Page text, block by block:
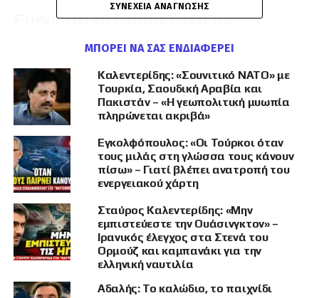
Ευρωπαϊκή συμμετοχή με
ελληνικό αποτύπωμα
Το MARTE τελεί υπό τηναιγίδα του γερμανικού
Υπουργείου Άμυνας, με ενεργό ενδιαφέρον
από τα αρμόδια υπουργείαΒελγίου, Ελλάδας,
Εσθονίας, Ισπανίας, Ιταλίας, Νορβηγίας,
Ολλανδίας, Ρουμανίας, Σουηδίας και
Φινλανδίας
. Οι χώρες αυτές υποστηρίζουν τη
συμμετοχή των δικών τους αμυντικών και
τεχνολογικών φορέων στο πρόγραμμα, το
οποίο περιλαμβάνει51 ευρωπαϊκές νομικές
οντότητες
, μεταξύ των οποίωντρεις ελληνικές
εταιρείες.
Το έργο αποσκοπεί στη
ενός νέου ευρωπαϊκού άρματος μάχης, ικανού
ΣΥΝΈΧΕΙΑ ΑΝΆΓΝΩΣΗΣ
ΜΠΟΡΕΊ ΝΑ ΣΑΣ ΕΝΔΙΑΦΈΡΕΙ
Καλεντερίδης: «Σουνιτικό ΝΑΤΟ» με
Τουρκία, Σαουδική Αραβία και
Πακιστάν – «Η γεωπολιτική μυωπία
πληρώνεται ακριβά»
Εγκολφόπουλος: «Οι Τούρκοι όταν
τους μιλάς στη γλώσσα τους κάνουν
πίσω» – Γιατί βλέπει ανατροπή του
ενεργειακού χάρτη
Σταύρος Καλεντερίδης: «Μην
εμπιστεύεστε την Ουάσινγκτον» –
Ιρανικός έλεγχος στα Στενά του
Ορμούζ και καμπανάκι για την
ελληνική ναυτιλία
Αδαλής: Το καλώδιο, το παιχνίδι